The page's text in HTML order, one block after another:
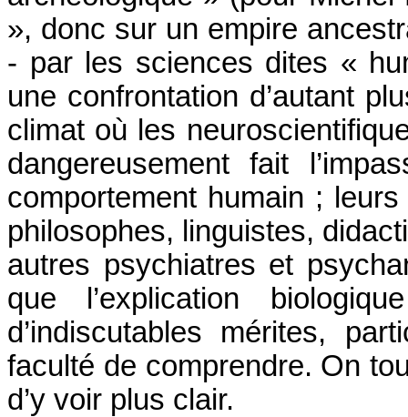
», donc sur un empire
- par les sciences dites «
une confrontation d’autant
climat où les
dangereusement fait
comportement humain ;
philosophes, linguistes,
autres psychiatres et
que l’explication
d’indiscutables mérites,
faculté de comprendre. On
d’y voir plus clair.